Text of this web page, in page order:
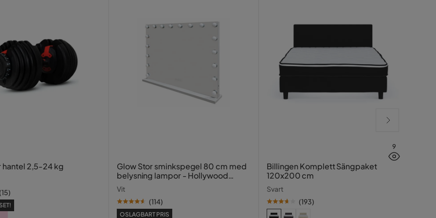
hantel 2,5-24 kg
(15)
Glow Stor sminkspegel 80 cm med
belysning lampor - Hollywood
spegel med USB-charging
Vit
(114)
OSLAGBART PRIS
9
Billingen Komplett Sängpaket
120x200 cm
Svart
(193)